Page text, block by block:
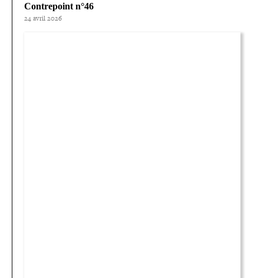
Contrepoint n°46
24 avril 2026